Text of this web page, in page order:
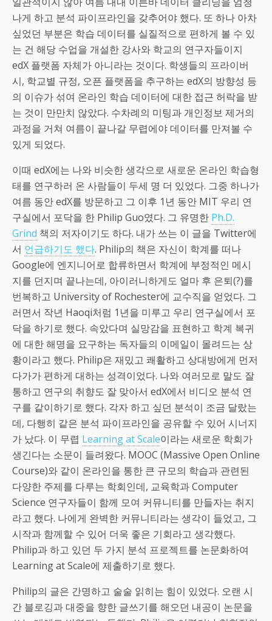
나게 하고 분석 파이프라인을 갖추어야 했다. 또 하나 아차
싶었던 부분은 학습 데이터를 실질적으로 편하게 볼 수 있
는 건 해당 수업을 개설한 강사와 학교의 연구자들이지
edX 플랫폼 자체가 아니라는 것이다. 학생들의 프라이버
시, 학교별 규정, 오픈 플랫폼을 추구하는 edX의 방향성 등
의 이슈가 섞여 온라인 학습 데이터에 대한 접근 허락을 받
는 것이 만만치 않았다. 수차례의 미팅과 개인정보 제거의
과정을 거쳐 여름이 끝나갈 무렵에야 데이터를 만져볼 수
있게 되었다.
이때 edX에는 나와 비슷한 생각으로 새로운 온라인 학습형
태를 연구하러 온 사람들이 두세 명 더 있었다. 그중 하나가
여름 동안 edX를 방문하고 그 이후 1년 동안 MIT 우리 연
구실에서 포닥을 한 Philip Guo였다. 그 유명한 Ph.D.
Grind 책의 저자이기도 하다. 내가 쓰는 이 글을 Twitter에
서 언급하기도 했다. Philip의 책은 자신이 학계를 떠나
Google에 엔지니어로 합류하면서 학계에 부정적인 메시
지를 던지며 끝나는데, 아이러니하게도 얼마 후 은퇴(?)를
번복하고 University of Rochester에 교수직을 얻었다. 그
러면서 작년 Haoqi처럼 1년을 미루고 우리 연구실에서 포
닥을 하기로 했다. 속았다며 실망감을 표현하고 학계 복귀
에 대한 해명을 요구하는 독자들의 이메일이 몰려드는 상
황이라고 했다. Philip은 재밌고 쾌활하고 상대방에게 먼저
다가가 편하게 대하는 성격이었다. 나와 여러모로 말도 잘
통하고 연구의 취향도 잘 맞아서 edX에서 비디오 분석 연
구를 같이하기로 했다. 각자 하고 싶던 분석이 조금 달랐는
데, 다행히 같은 분석 파이프라인을 공유할 수 있어 시너지
가 났다. 이 무렵 Learning at Scale이라는 새로운 학회가
생긴다는 소문이 들려왔다. MOOC (Massive Open Online
Course)와 같이 온라인을 통한 큰 규모의 학습과 관련된
다양한 주제를 다루는 학회인데, 교육학과 Computer
Science 연구자들이 함께 모여 커뮤니티를 만들자는 취지
라고 했다. 나에게 완벽한 커뮤니티라는 생각이 들었고, 그
시작과 함께할 수 있어 더욱 좋은 기회라고 생각했다.
Philip과 하고 있던 두 가지 분석 프로젝트를 논문화하여
Learning at Scale에 제출하기로 했다.
Philip의 글은 간명하고 술술 읽히는 힘이 있었다. 오랜 시
간 블로깅과 대중을 향한 글쓰기를 해오던 내공이 논문을